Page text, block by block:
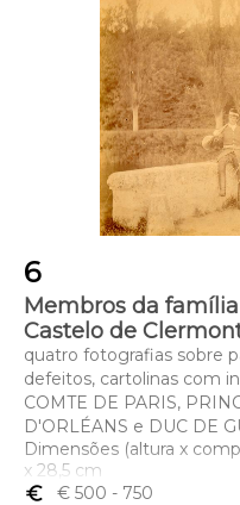
6
Membros da
Castelo de
quatro fotografias sobre
defeitos, cartolinas com
COMTE DE PARIS,
D'ORLÉANS e DUC DE
Dimensões (altura x
x 28,5 cm
euro_symbol
€ 500 - 750